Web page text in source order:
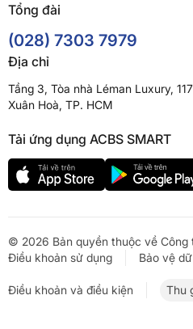
Tổng đài
(028) 7303 7979
Địa chỉ
Tầng 3, Tòa nhà Léman Luxury,
Xuân Hoà, TP. HCM
Tải ứng dụng ACBS SMART
© 2026 Bản quyền thuộc về Công
Điều khoản sử dụng
Bảo vệ
Điều khoản và điều kiện Thu